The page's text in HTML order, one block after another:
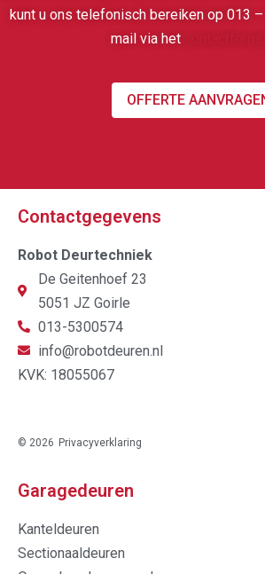
kunt u ons telefonisch bereiken op 013
mail via het
OFFERTE
Contactgegevens
Robot Deurtechniek
De Geitenhoef 23
5051 JZ Goirle
013-5300574
info@robotdeuren.nl
KVK: 18055067
© 2026 Privacyverklaring
Garagedeuren
Kanteldeuren
Sectionaaldeuren